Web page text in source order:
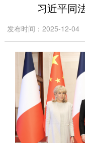
习近平同
发布时间：2025-12-04